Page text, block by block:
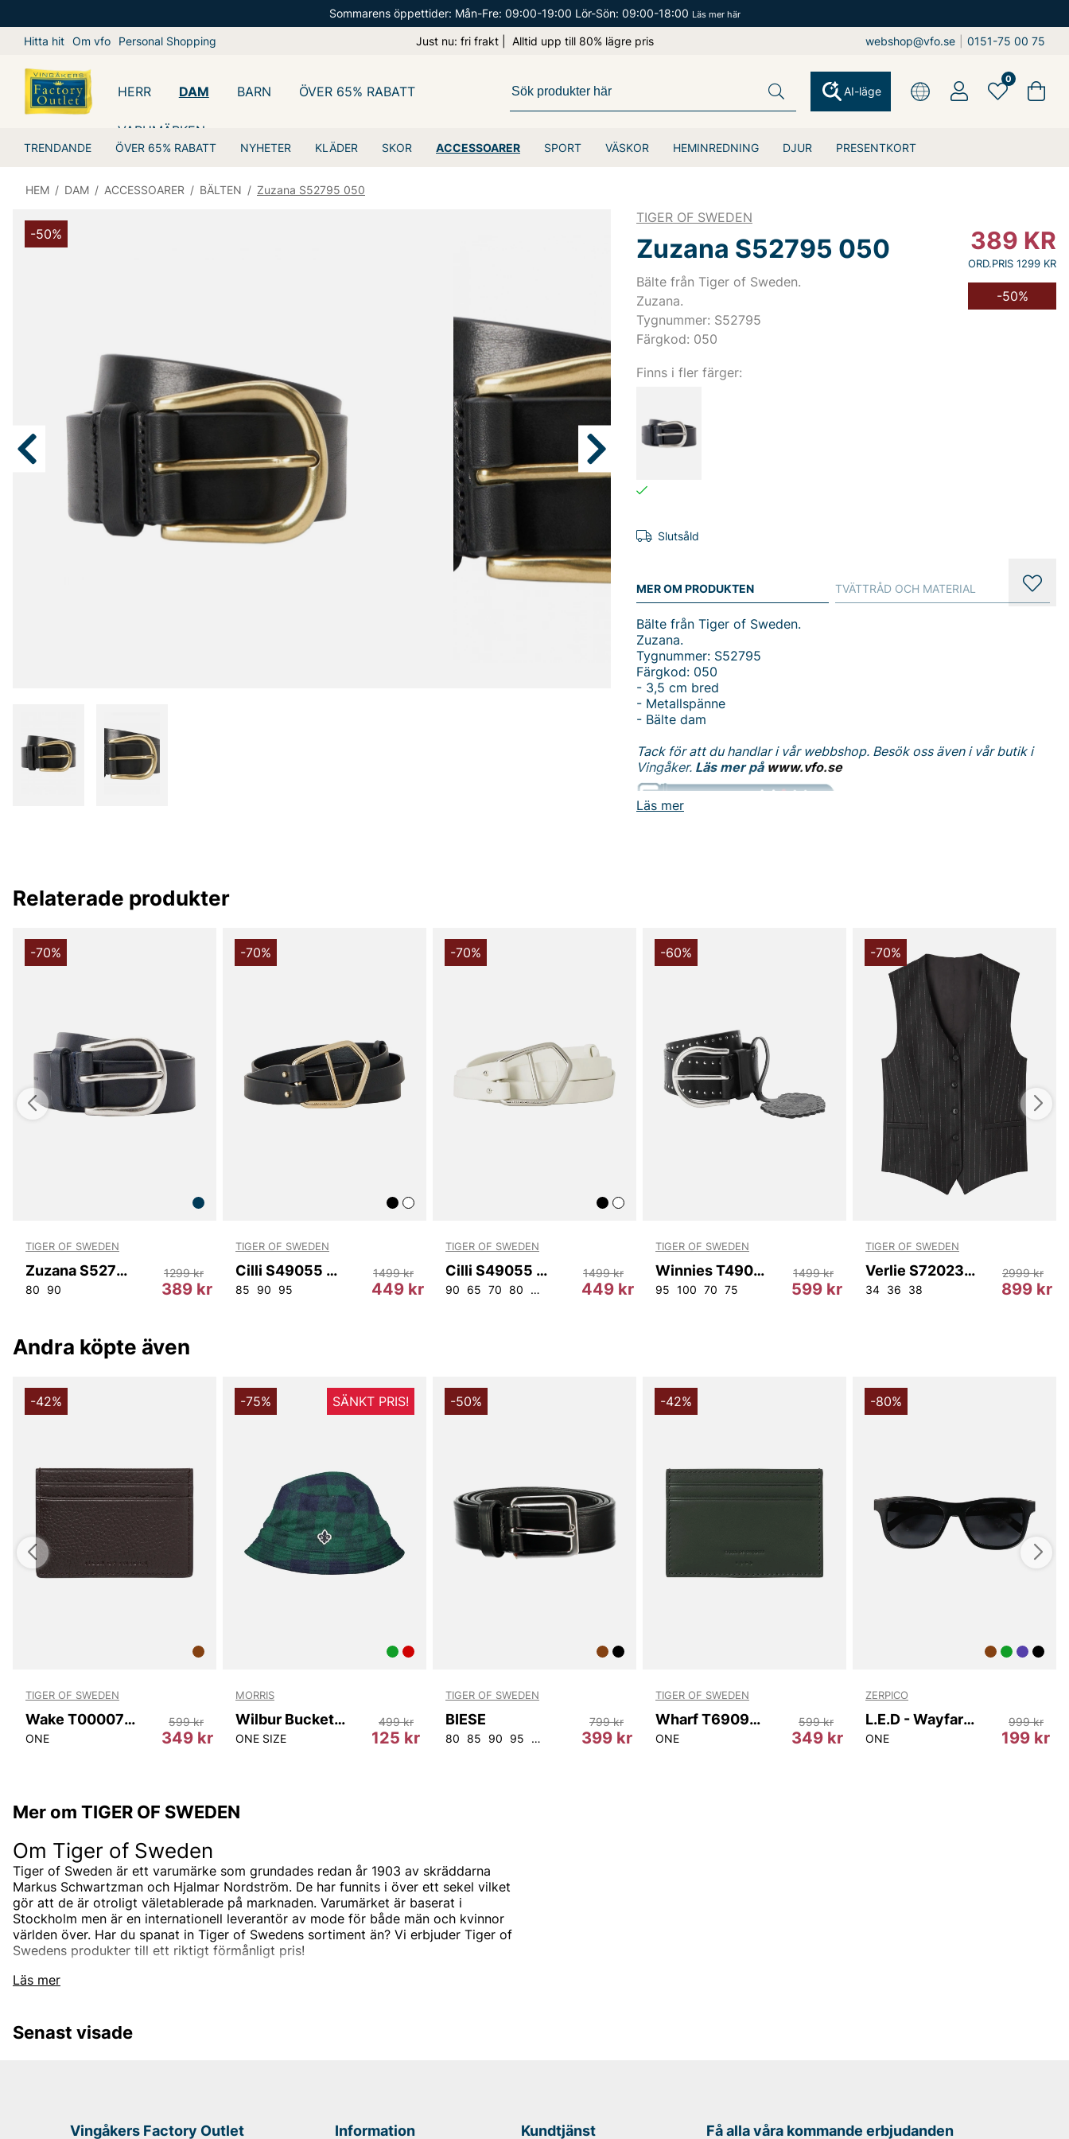
Sommarens öppettider: Mån-Fre: 09:00-19:00 Lör-Sön: 09:00-18:00 Läs mer här
Hitta hit Om vfo Personal Shopping Just nu: fri frakt | Alltid upp till 80% lägre pris webshop@vfo.se 0151-75 00 75
HERR DAM
TRENDANDE ÖVER 65% RABATT NYHETER KLÄDER SKOR ACCESSOARER SPORT VÄSKOR HEMINREDNING DJUR PRESENTKORT
BARN ÖVER 65% RABATT
VARUMÄRKEN
AI-läge
0
HEM / DAM / ACCESSOARER / BÄLTEN / Zuzana S52795 050
-50%
TIGER OF SWEDEN
Zuzana S52795 050
Bälte från Tiger of Sweden.
Zuzana.
Tygnummer: S52795
Färgkod: 050
389 KR
ORD.PRIS 1299 KR
-50%
Finns i fler färger:
Slutsåld
MER OM PRODUKTEN
Läs mer
Bälte från Tiger of Sweden.
Zuzana.
Tygnummer: S52795
Färgkod: 050
- 3,5 cm bred
- Metallspänne
- Bälte dam
Tack för att du handlar i vår webbshop. Besök oss även i vår butik i
Vingåker. Läs mer på www.vfo.se
TVÄTTRÅD OCH MATERIAL
Relaterade produkter
-70%
TIGER OF SWEDEN
Zuzana S52795 6C1
80 90 389 kr
1299 kr
-70%
TIGER OF SWEDEN
Cilli S49055 050
85 90 95 449 kr
1499 kr
-70%
TIGER OF SWEDEN
Cilli S49055 03T
90 65 70 80 85 449 kr
1499 kr
-60%
TIGER OF SWEDEN
Winnies T49055 050
95 100 70 75 599 kr
1499 kr
-70%
TIGER OF SWEDEN
Verlie S72023 050
34 36 38 899 kr
2999 kr
Andra köpte även
-42%
TIGER OF SWEDEN
Wake T00007 10N
ONE 349 kr
599 kr
-75% SÄNKT PRIS!
MORRIS
Wilbur Bucket Hat
ONE SIZE 125 kr
499 kr
-50%
TIGER OF SWEDEN
BIESE
80 85 90 95 100 399 kr
799 kr
-42%
TIGER OF SWEDEN
Wharf T69097 403
ONE 349 kr
599 kr
-80%
ZERPICO
L.E.D - Wayfarer
ONE 199 kr
999 kr
Mer om TIGER OF SWEDEN
Läs mer
Om Tiger of Sweden
Tiger of Sweden är ett varumärke som grundades redan år 1903 av skräddarna
Markus Schwartzman och Hjalmar Nordström. De har funnits i över ett sekel vilket
gör att de är otroligt väletablerade på marknaden. Varumärket är baserat i
Stockholm men är en internationell leverantör av mode för både män och kvinnor
världen över. Har du spanat in Tiger of Swedens sortiment än? Vi erbjuder Tiger of
Swedens produkter till ett riktigt förmånligt pris!
Tiger of Swedens sortiment
designas i den Stockholmsbaserade studion men de samarbetar också med de
herr och skinnjackor för herr.
Senast visade
Vingåkers Factory Outlet Information Kundtjänst Få alla våra kommande erbjudanden